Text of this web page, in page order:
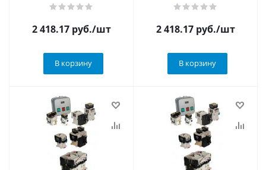
2 418.17 руб./шт
В корзину
2 418.17 руб./шт
В корзину